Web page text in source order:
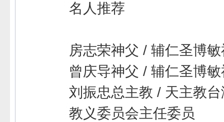
名人推荐
房志荣神父 / 辅仁圣博
曾庆导神父 / 辅仁圣博
刘振忠总主教 / 天主教
教义委员会主任委员